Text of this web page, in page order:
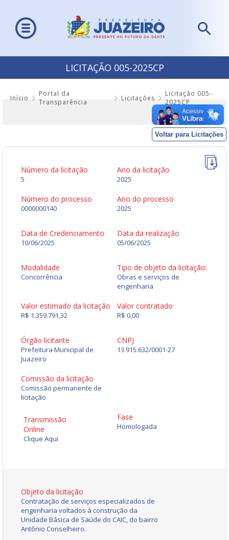
LICITAÇÃO 005-2025CP
Início
Portal da
Transparência
Licitações
Licitação 005-
2025CP
Voltar para Licitações
Número da licitação
5
Ano da licitação
2025
Número do processo
0000000140
Ano do processo
2025
Data de Credenciamento
10/06/2025
Data da realização
05/06/2025
Modalidade
Concorrência
Tipo de objeto da licitação:
Obras e serviços de
engenharia
Valor estimado da licitação
R$ 1.359.791,32
Valor contratado
R$ 0,00
Órgão licitante
Prefeitura Municipal de
Juazeiro
CNPJ
13.915.632/0001-27
Comissão da licitação
Comissão permanente de
licitação
Transmissão
Online
Clique Aqui
Fase
Homologada
Objeto da licitação
Contratação de serviços especializados de
engenharia voltados à construção da
Unidade Básica de Saúde do CAIC, do bairro
Antônio Conselheiro.